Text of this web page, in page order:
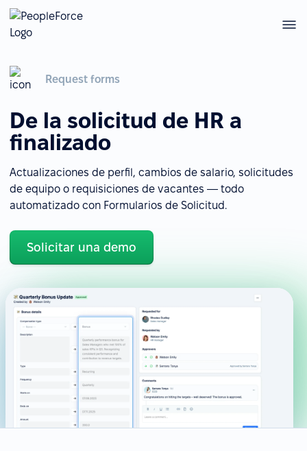
Request forms
De la solicitud de HR a
finalizado
Actualizaciones de perfil, cambios de salario, solicitudes
de equipo o requisiciones de vacantes — todo
automatizado con Formularios de Solicitud.
Solicitar una demo